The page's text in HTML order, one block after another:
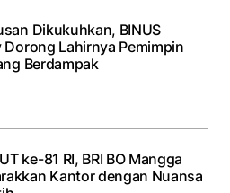
Dikukuhkan, BINUS
Lahirnya Pemimpin
Berdampak
ke-81 RI, BRI BO Mangga
Kantor dengan Nuansa